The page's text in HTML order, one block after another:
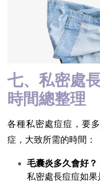
七、私密處
時間總整理
各種私密處痘痘，要
症，大致所需的時間：
毛囊炎多久會好？
私密處長痘痘如